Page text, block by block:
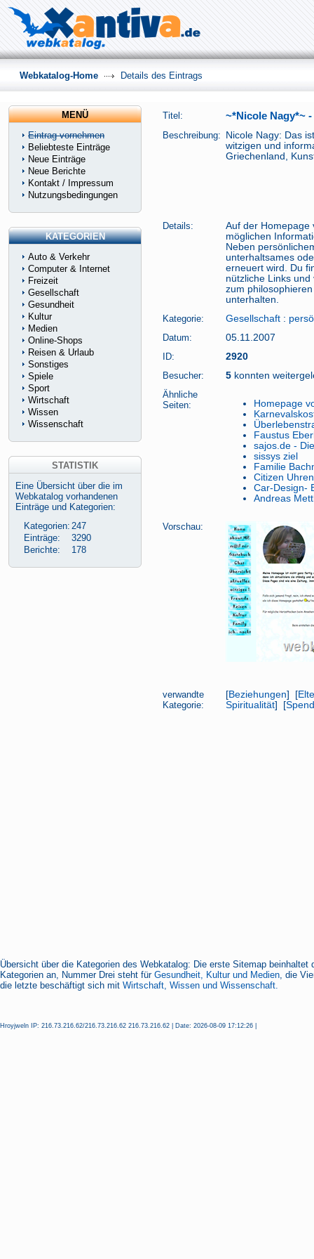
Titel: ~*Nicole Nagy*~
Beschreibung:
Nicole Nagy: Das
witzigen und
Griechenland,
Details:
Auf der Homepage
möglichen
Neben
unterhaltsames
erneuert wird. Du
nützliche Links
zum
unterhalten.
Kategorie:
Gesellschaft :
Datum:
05.11.2007
ID:
2920
Besucher:
5 konnten
Ähnliche
Seiten:
Homepage
Faustus
sajos.de -
sissys ziel
Familie
Citizen
Car-Design-
Andreas
Vorschau:
verwandte
Kategorie:
[Beziehungen] [
Spiritualität] [
Übersicht über die Kategorien des Webkatalog: Die erste Sitemap beinhaltet
Kategorien an, Nummer Drei steht für Gesundheit, Kultur und Medien, die
die letzte beschäftigt sich mit Wirtschaft, Wissen und Wissenschaft.
Hroyjweln IP: 216.73.216.62/216.73.216.62 216.73.216.62 | Date: 2026-08-09 17:12:26 |
Webkatalog-Home Details des Eintrags
MENÜ
Eintrag vornehmen
Beliebteste Einträge
Neue Einträge
Neue Berichte
Kontakt / Impressum
Nutzungsbedingungen
KATEGORIEN
Auto & Verkehr
Computer & Internet
Freizeit
Gesellschaft
Gesundheit
Kultur
Medien
Online-Shops
Reisen & Urlaub
Sonstiges
Spiele
Sport
Wirtschaft
Wissen
Wissenschaft
STATISTIK
Eine Übersicht über die im
Webkatalog vorhandenen
Einträge und Kategorien:
Kategorien: 247
Einträge:
3290
Berichte:
178